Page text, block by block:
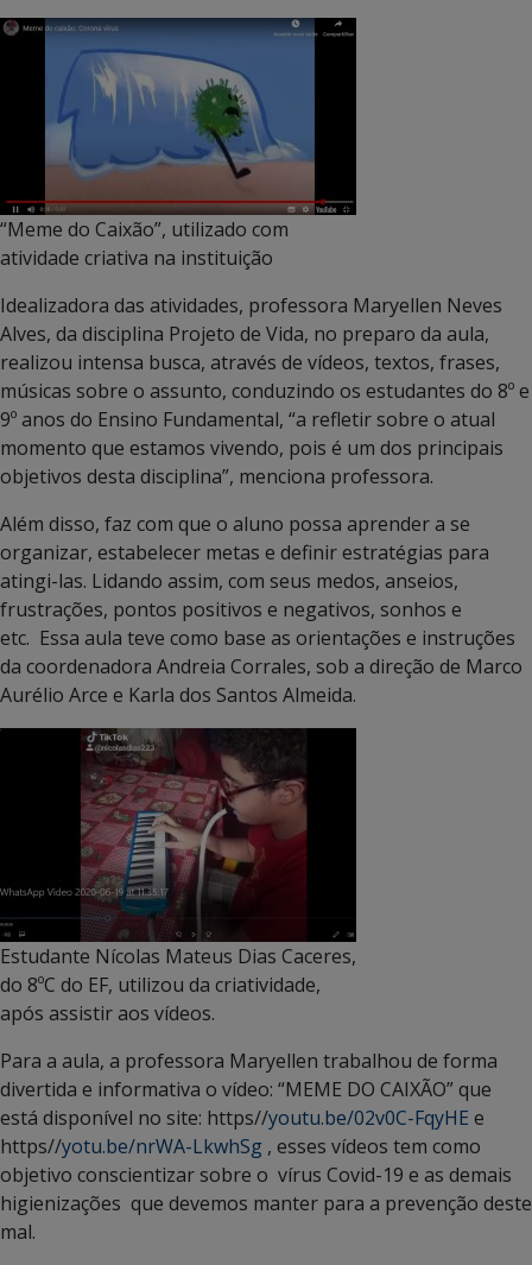
“Meme do Caixão”, utilizado com
atividade criativa na instituição
Idealizadora das atividades, professora Maryellen Neves
Alves, da disciplina Projeto de Vida, no preparo da aula,
realizou intensa busca, através de vídeos, textos, frases,
músicas sobre o assunto, conduzindo os estudantes do 8º e
9º anos do Ensino Fundamental, “a refletir sobre o atual
momento que estamos vivendo, pois é um dos principais
objetivos desta disciplina”, menciona professora.
Além disso, faz com que o aluno possa aprender a se
organizar, estabelecer metas e definir estratégias para
atingi-las. Lidando assim, com seus medos, anseios,
frustrações, pontos positivos e negativos, sonhos e
etc. Essa aula teve como base as orientações e instruções
da coordenadora Andreia Corrales, sob a direção de Marco
Aurélio Arce e Karla dos Santos Almeida.
Estudante Nícolas Mateus Dias Caceres,
do 8ºC do EF, utilizou da criatividade,
após assistir aos vídeos.
Para a aula, a professora Maryellen trabalhou de forma
divertida e informativa o vídeo: “MEME DO CAIXÃO” que
está disponível no site: https//youtu.be/02v0C-FqyHE e
https//yotu.be/nrWA-LkwhSg , esses vídeos tem como
objetivo conscientizar sobre o vírus Covid-19 e as demais
higienizações que devemos manter para a prevenção deste
mal.